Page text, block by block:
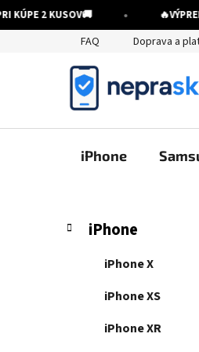
2 KUSOV🚚
FAQ Doprava a
iPhone
B
Preskočiť
kategórie
K
a
iPhone
iPhone X
iPhone XS
iPhone XR